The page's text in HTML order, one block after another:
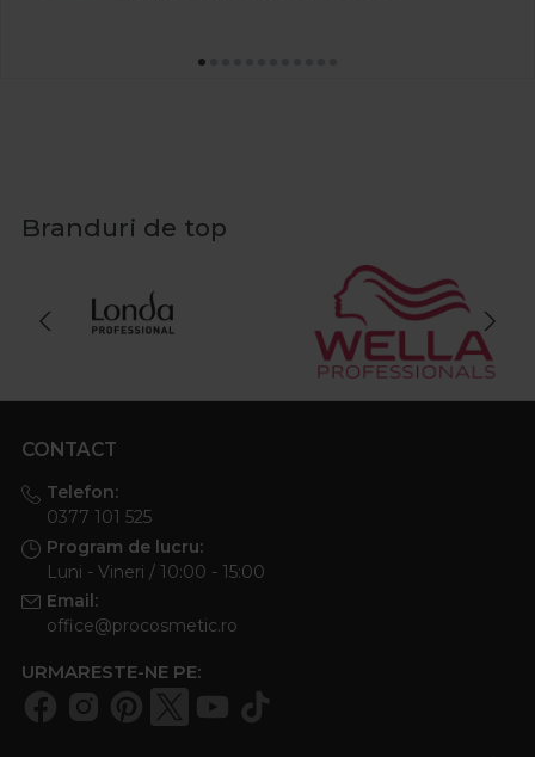
Branduri de top
CONTACT
Telefon:
0377 101 525
Program de lucru:
Luni - Vineri / 10:00 - 15:00
Email:
office@procosmetic.ro
URMARESTE-NE PE: